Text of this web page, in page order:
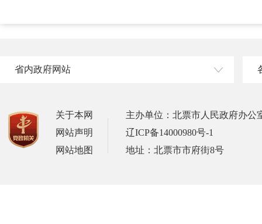
省内政府网站
关于本网
网站声明
网站地图
主办单位：北票市人民政府办公
辽ICP备14000980号-1
地址：北票市市府街8号